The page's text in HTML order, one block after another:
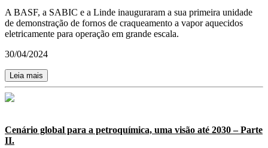
A BASF, a SABIC e a Linde inauguraram a sua primeira unidade
de demonstração de fornos de craqueamento a vapor aquecidos
eletricamente para operação em grande escala.
30/04/2024
Leia mais
Cenário global para a petroquímica, uma visão até 2030 – Parte
II.